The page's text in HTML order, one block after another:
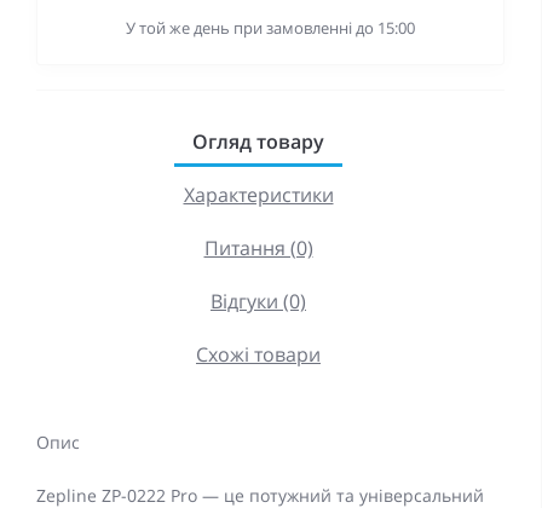
У той же день при замовленні до 15:00
Огляд товару
Характеристики
Питання (0)
Відгуки (0)
Схожі товари
Опис
Zepline ZP-0222 Pro — це потужний та універсальний